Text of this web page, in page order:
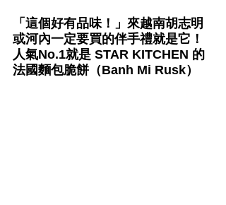
「這個好有品味！」來越南胡志明
或河內一定要買的伴手禮就是它！
人氣No.1就是 STAR KITCHEN 的
法國麵包脆餅（Banh Mi Rusk）